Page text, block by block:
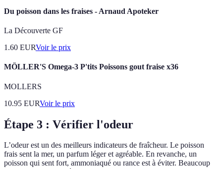
Du poisson dans les fraises - Arnaud Apoteker
La Découverte GF
1.60 EURVoir le prix
MÖLLER'S Omega-3 P'tits Poissons gout fraise x36
MOLLERS
10.95 EURVoir le prix
Étape 3 : Vérifier l'odeur
L’odeur est un des meilleurs indicateurs de fraîcheur. Le poisson
frais sent la mer, un parfum léger et agréable. En revanche, un
poisson qui sent fort, ammoniaqué ou rance est à éviter. Beaucoup